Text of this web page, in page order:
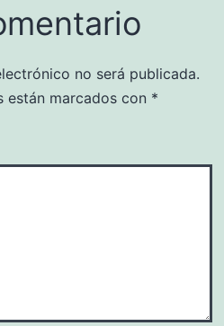
no será publicada.
están marcados con *